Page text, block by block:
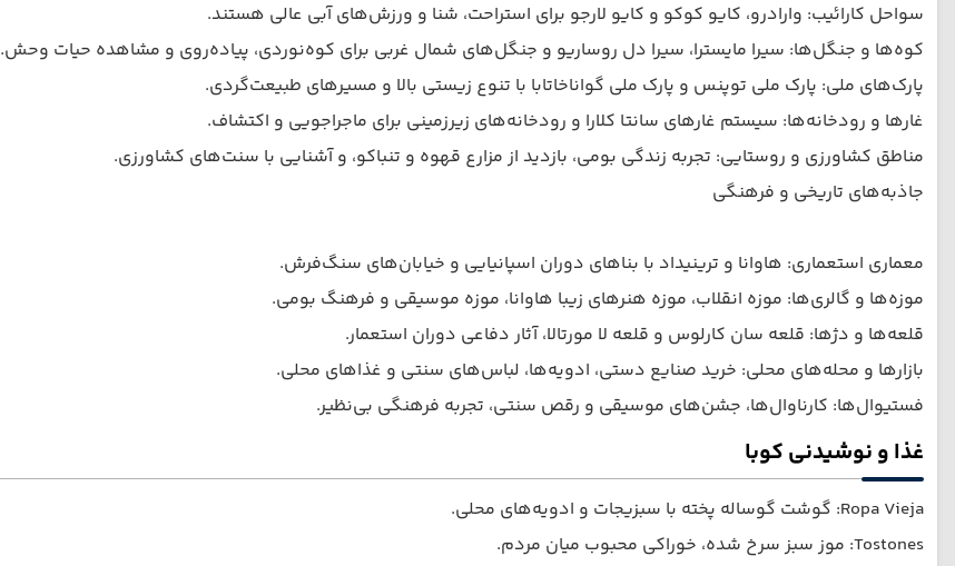
سواحل کارائیب: وارادرو، کایو کوکو و کایو لارجو برای استراحت، شنا و ورزش‌های آبی عالی هستند.
کوه‌ها و جنگل‌ها: سیرا مایسترا، سیرا دل روساریو و جنگل‌های شمال غربی برای کوه‌نوردی، پیاده‌روی و مشاهده حیات وحش.
پارک‌های ملی: پارک ملی توپنس و پارک ملی گواناخاتابا با تنوع زیستی بالا و مسیرهای طبیعت‌گردی.
غارها و رودخانه‌ها: سیستم غارهای سانتا کلارا و رودخانه‌های زیرزمینی برای ماجراجویی و اکتشاف.
مناطق کشاورزی و روستایی: تجربه زندگی بومی، بازدید از مزارع قهوه و تنباکو، و آشنایی با سنت‌های کشاورزی.
جاذبه‌های تاریخی و فرهنگی
معماری استعماری: هاوانا و ترینیداد با بناهای دوران اسپانیایی و خیابان‌های سنگ‌فرش.
موزه‌ها و گالری‌ها: موزه انقلاب، موزه هنرهای زیبا هاوانا، موزه موسیقی و فرهنگ بومی.
قلعه‌ها و دژها: قلعه سان کارلوس و قلعه لا مورتالا، آثار دفاعی دوران استعمار.
بازارها و محله‌های محلی: خرید صنایع دستی، ادویه‌ها، لباس‌های سنتی و غذاهای محلی.
فستیوال‌ها: کارناوال‌ها، جشن‌های موسیقی و رقص سنتی، تجربه فرهنگی بی‌نظیر.
غذا و نوشیدنی کوبا
Ropa Vieja: گوشت گوساله پخته با سبزیجات و ادویه‌های محلی.
Tostones: موز سبز سرخ شده، خوراکی محبوب میان مردم.